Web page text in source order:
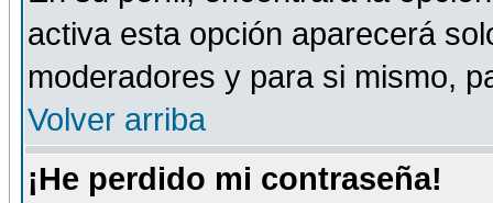
activa esta opción aparecerá
moderadores y para si mismo,
Volver arriba
¡He perdido mi contraseña!